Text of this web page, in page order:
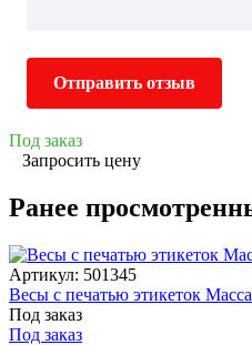
Отправить отзыв
Под заказ
Запросить цену
Ранее
Артикул: 501345
Весы с печатью этикеток
Под заказ
Под заказ